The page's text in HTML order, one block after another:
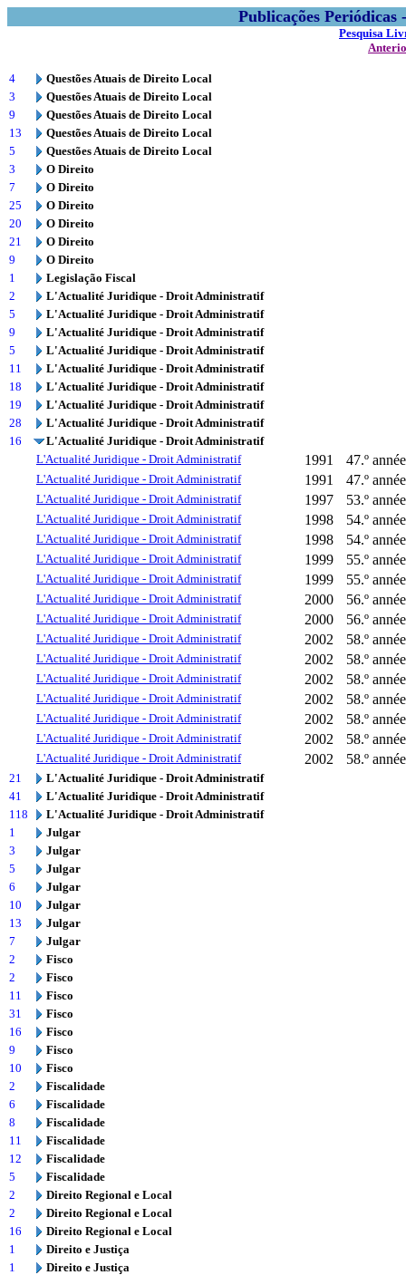
Publicações
Pesquisa
4
Questões Atuais de Direito Local
3
Questões Atuais de Direito Local
9
Questões Atuais de Direito Local
13
Questões Atuais de Direito Local
5
Questões Atuais de Direito Local
3
O Direito
7
O Direito
25
O Direito
20
O Direito
21
O Direito
9
O Direito
1
Legislação Fiscal
2
L'Actualité Juridique - Droit Administratif
5
L'Actualité Juridique - Droit Administratif
9
L'Actualité Juridique - Droit Administratif
5
L'Actualité Juridique - Droit Administratif
11
L'Actualité Juridique - Droit Administratif
18
L'Actualité Juridique - Droit Administratif
19
L'Actualité Juridique - Droit Administratif
28
L'Actualité Juridique - Droit Administratif
16
L'Actualité Juridique - Droit Administratif
L'Actualité Juridique - Droit Administratif
1991 47.º
L'Actualité Juridique - Droit Administratif 1991 47.º
L'Actualité Juridique - Droit Administratif 1997 53.º
L'Actualité Juridique - Droit Administratif 1998 54.º
L'Actualité Juridique - Droit Administratif 1998 54.º
L'Actualité Juridique - Droit Administratif 1999 55.º
L'Actualité Juridique - Droit Administratif 1999 55.º
L'Actualité Juridique - Droit Administratif 2000 56.º
L'Actualité Juridique - Droit Administratif 2000 56.º
L'Actualité Juridique - Droit Administratif 2002 58.º
L'Actualité Juridique - Droit Administratif 2002 58.º
L'Actualité Juridique - Droit Administratif 2002 58.º
L'Actualité Juridique - Droit Administratif 2002 58.º
L'Actualité Juridique - Droit Administratif 2002 58.º
L'Actualité Juridique - Droit Administratif 2002 58.º
L'Actualité Juridique - Droit Administratif 2002 58.º
21
L'Actualité Juridique - Droit Administratif
41
L'Actualité Juridique - Droit Administratif
118
L'Actualité Juridique - Droit Administratif
1
Julgar
3
Julgar
5
Julgar
6
Julgar
10
Julgar
13
Julgar
7
Julgar
2
Fisco
2
Fisco
11
Fisco
31
Fisco
16
Fisco
9
Fisco
10
Fisco
2
Fiscalidade
6
Fiscalidade
8
Fiscalidade
11
Fiscalidade
12
Fiscalidade
5
Fiscalidade
2
Direito Regional e Local
2
Direito Regional e Local
16
Direito Regional e Local
1
Direito e Justiça
1
Direito e Justiça